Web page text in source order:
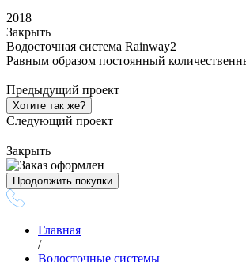
2018
Закрыть
Водосточная система Rainway2
Равным образом постоянный
Предыдущий проект
Хотите так же?
Следующий проект
Закрыть
Продолжить покупки
Главная
/
Водосточные системы